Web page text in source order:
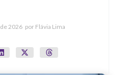
2026 por Flávia Lima